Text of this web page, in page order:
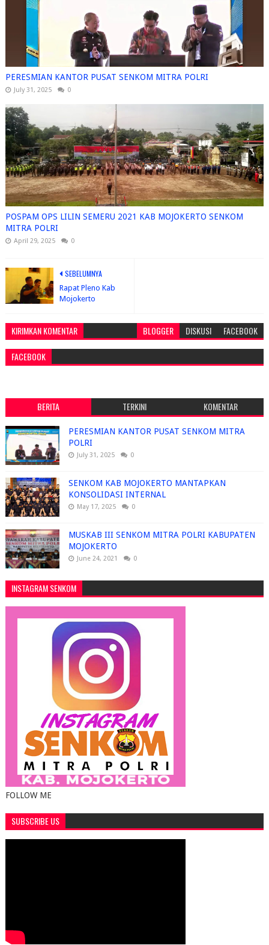
PERESMIAN KANTOR PUSAT SENKOM MITRA POLRI
July 31, 2025 0
POSPAM OPS LILIN SEMERU 2021 KAB MOJOKERTO SENKOM
MITRA POLRI
April 29, 2025 0
SEBELUMNYA
Rapat Pleno Kab
Mojokerto
KIRIMKAN KOMENTAR BLOGGER DISKUSI FACEBOOK
FACEBOOK
BERITA TERKINI KOMENTAR
PERESMIAN KANTOR PUSAT SENKOM MITRA
POLRI
July 31, 2025 0
SENKOM KAB MOJOKERTO MANTAPKAN
KONSOLIDASI INTERNAL
May 17, 2025 0
MUSKAB III SENKOM MITRA POLRI KABUPATEN
MOJOKERTO
June 24, 2021 0
INSTAGRAM SENKOM
FOLLOW ME
SUBSCRIBE US